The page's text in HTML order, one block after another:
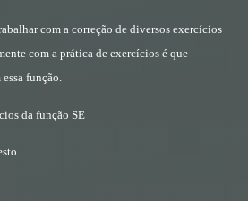
com a correção de diversos exercícios
com a prática de exercícios é que
função.
da função SE